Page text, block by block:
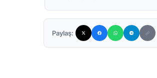
Paylaş: